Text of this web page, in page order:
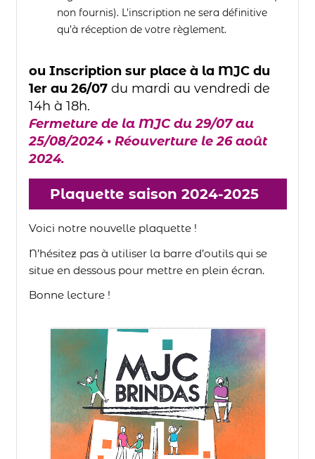
non fournis). L’inscription ne sera définitive
qu’à réception de votre règlement.
ou Inscription sur place à la MJC du
1er au 26/07 du mardi au vendredi de
14h à 18h.
Fermeture de la MJC du 29/07 au
25/08/2024• Réouverture le 26 août
2024.
Plaquette saison 2024-2025
Voici notre nouvelle plaquette !
N’hésitez pas à utiliser la barre d’outils qui se
situe en dessous pour mettre en plein écran.
Bonne lecture !